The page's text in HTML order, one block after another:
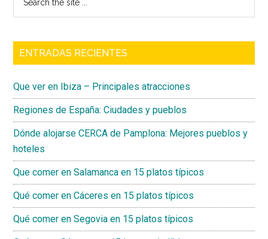
...
ENTRADAS RECIENTES
Que ver en Ibiza – Principales atracciones
Regiones de España: Ciudades y pueblos
Dónde alojarse CERCA de Pamplona: Mejores pueblos y
hoteles
Que comer en Salamanca en 15 platos típicos
Qué comer en Cáceres en 15 platos típicos
Qué comer en Segovia en 15 platos típicos